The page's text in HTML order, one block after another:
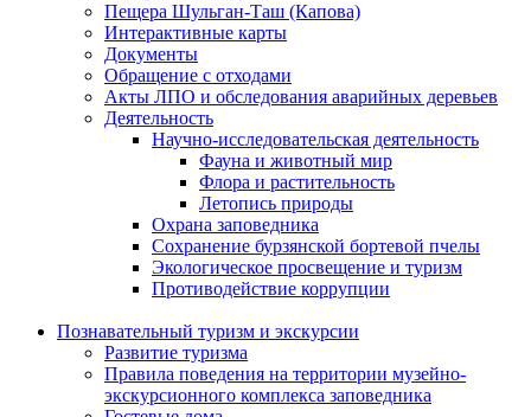
Пещера Шульган-Таш (Капова)
Интерактивные карты
Документы
Обращение с отходами
Акты ЛПО и обследования аварийных деревьев
Деятельность
Научно-исследовательская деятельность
Фауна и животный мир
Флора и растительность
Летопись природы
Охрана заповедника
Сохранение бурзянской бортевой пчелы
Экологическое просвещение и туризм
Противодействие коррупции
Познавательный туризм и экскурсии
Развитие туризма
Правила поведения на территории музейно-
экскурсионного комплекса заповедника